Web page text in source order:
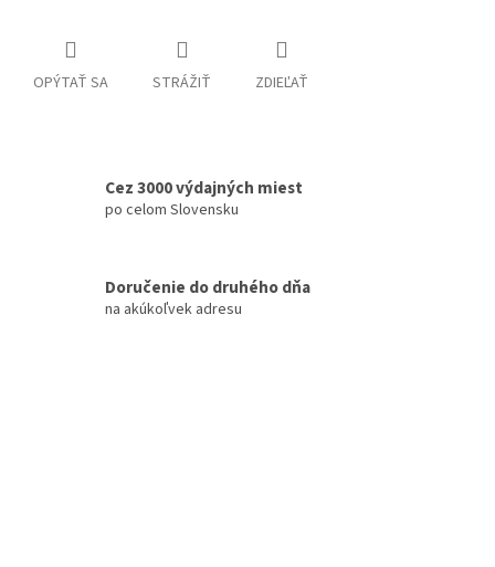
OPÝTAŤ SA STRÁŽIŤ ZDIEĽAŤ
Cez 3000 výdajných miest
po celom Slovensku
Doručenie do druhého dňa
na akúkoľvek adresu